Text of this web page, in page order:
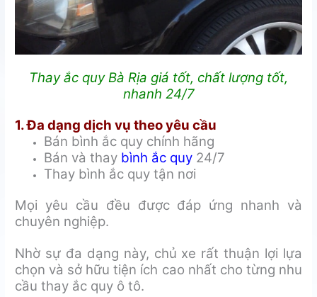
Thay ắc quy Bà Rịa giá tốt, chất lượng tốt,
nhanh 24/7
1. Đa dạng dịch vụ theo yêu cầu
Bán bình ắc quy chính hãng
Bán và thay bình ắc quy 24/7
Thay bình ắc quy tận nơi
Mọi yêu cầu đều được đáp ứng nhanh và
chuyên nghiệp.
Nhờ sự đa dạng này, chủ xe rất thuận lợi lựa
chọn và sở hữu tiện ích cao nhất cho từng nhu
cầu thay ắc quy ô tô.